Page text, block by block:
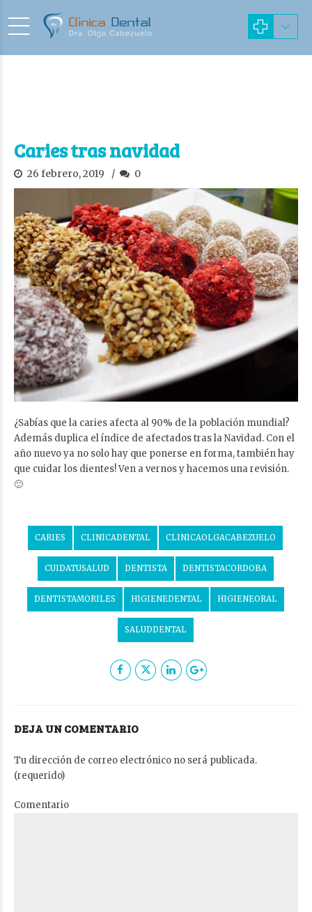
Caries tras navidad
26 febrero, 2019 0
¿Sabías que la caries afecta al 90% de la población mundial?
Además duplica el índice de afectados tras la Navidad. Con el
año nuevo ya no solo hay que ponerse en forma, también hay
que cuidar los dientes! Ven a vernos y hacemos una revisión.
🙂
CARIES CLINICADENTAL CLINICAOLGACABEZUELO
CUIDATUSALUD DENTISTA DENTISTACORDOBA
DENTISTAMORILES HIGIENEDENTAL HIGIENEORAL
SALUDDENTAL
DEJA UN COMENTARIO
Tu dirección de correo electrónico no será publicada.
(requerido)
Comentario